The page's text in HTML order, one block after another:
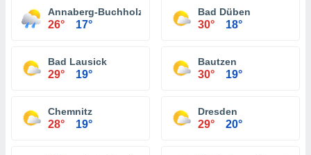
Annaberg-Buchholz
26° 17°
Bad Düben
30° 18°
Bad Lausick
29° 19°
Bautzen
30° 19°
Chemnitz
28° 19°
Dresden
29° 20°